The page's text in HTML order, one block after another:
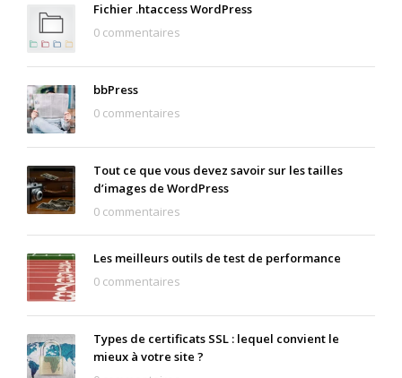
Fichier .htaccess WordPress
0 commentaires
bbPress
0 commentaires
Tout ce que vous devez savoir sur les tailles
d’images de WordPress
0 commentaires
Les meilleurs outils de test de performance
0 commentaires
Types de certificats SSL : lequel convient le
mieux à votre site ?